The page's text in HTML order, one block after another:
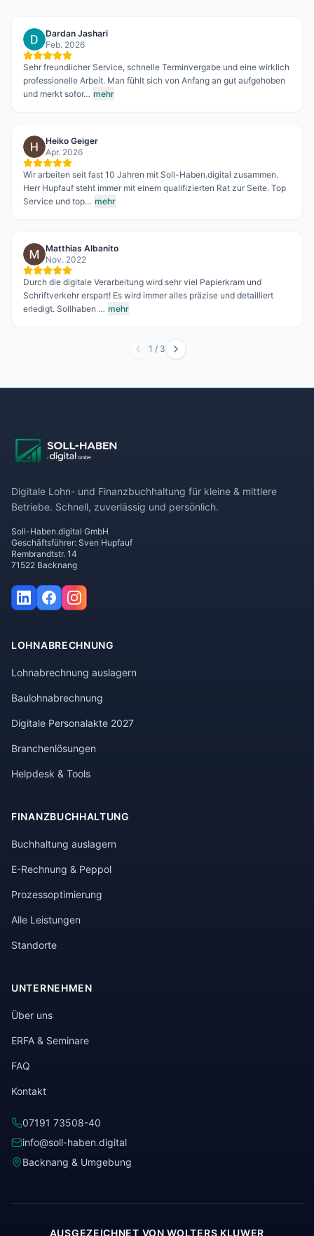
Dardan Jashari
Feb. 2026
Sehr freundlicher Service, schnelle Terminvergabe und eine wirklich
professionelle Arbeit. Man fühlt sich von Anfang an gut aufgehoben
und merkt sofor… mehr
Heiko Geiger
Apr. 2026
Wir arbeiten seit fast 10 Jahren mit Soll-Haben.digital zusammen.
Herr Hupfauf steht immer mit einem qualifizierten Rat zur Seite. Top
Service und top… mehr
Matthias Albanito
Nov. 2022
Durch die digitale Verarbeitung wird sehr viel Papierkram und
Schriftverkehr erspart! Es wird immer alles präzise und detailliert
erledigt. Sollhaben … mehr
1 / 3
Digitale Lohn- und Finanzbuchhaltung für kleine & mittlere
Betriebe. Schnell, zuverlässig und persönlich.
Soll-Haben.digital GmbH
Geschäftsführer: Sven Hupfauf
Rembrandtstr. 14
71522 Backnang
LOHNABRECHNUNG
Lohnabrechnung auslagern
Baulohnabrechnung
Digitale Personalakte 2027
Branchenlösungen
Helpdesk & Tools
FINANZBUCHHALTUNG
Buchhaltung auslagern
E-Rechnung & Peppol
Prozessoptimierung
Alle Leistungen
Standorte
UNTERNEHMEN
Über uns
ERFA & Seminare
FAQ
Kontakt
07191 73508-40
info@soll-haben.digital
Backnang & Umgebung
AUSGEZEICHNET VON WOLTERS KLUWER